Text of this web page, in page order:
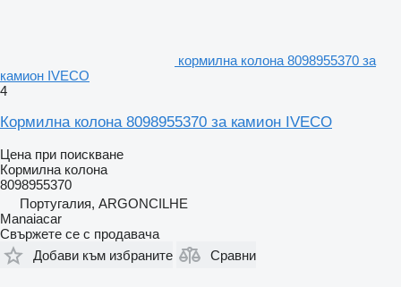
кормилна колона 8098955370 за
камион IVECO
4
Кормилна колона 8098955370 за камион IVECO
Цена при поискване
Кормилна колона
8098955370
Португалия, ARGONCILHE
Manaiacar
Свържете се с продавача
Добави към избраните
Сравни